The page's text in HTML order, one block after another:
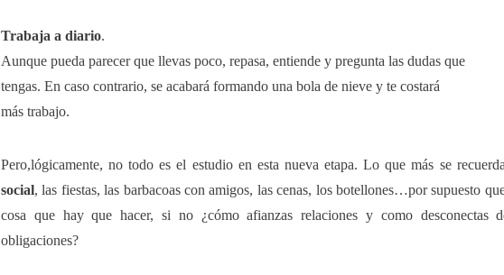
Trabaja a diario.
Aunque pueda parecer que llevas poco, repasa, entiende y pregunta las dudas que
tengas. En caso contrario, se acabará formando una bola de nieve y te costará
más trabajo.
Pero,lógicamente, no todo es el estudio en esta nueva etapa. Lo que más se
social, las fiestas, las barbacoas con amigos, las cenas, los botellones…por supuesto
cosa que hay que hacer, si no ¿cómo afianzas relaciones y como desconectas
obligaciones?